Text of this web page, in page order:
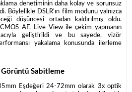
denetiminin daha kolay ve sorunsuz
Böylelikle DSLR'ın film modunu yalnızca
düşüncesi ortadan kaldırılmış oldu.
AF, Live View ile çekim yapmanın
geliştirildi ve bu sayede, vizör
yakalama konusunda ilerleme
Sabitleme
Eşdeğeri 24-72mm olarak 3x optik